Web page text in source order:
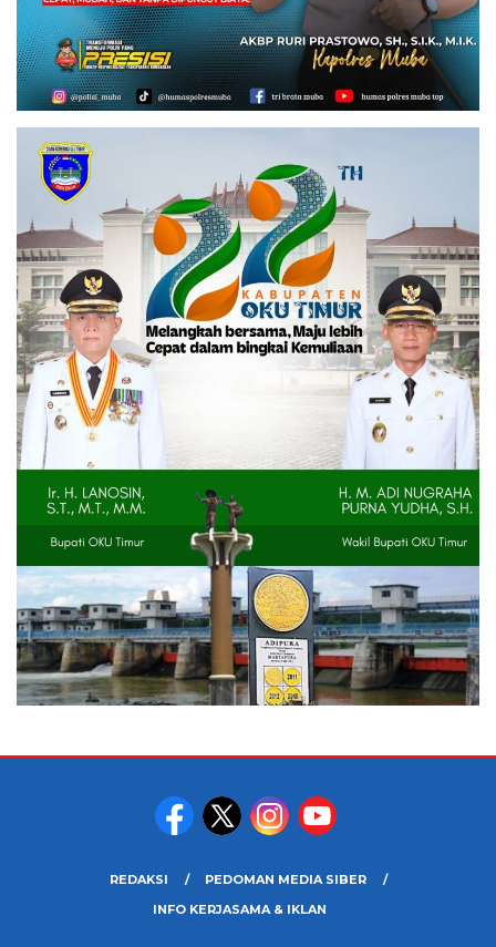
REDAKSI
PEDOMAN MEDIA SIBER
INFO KERJASAMA & IKLAN